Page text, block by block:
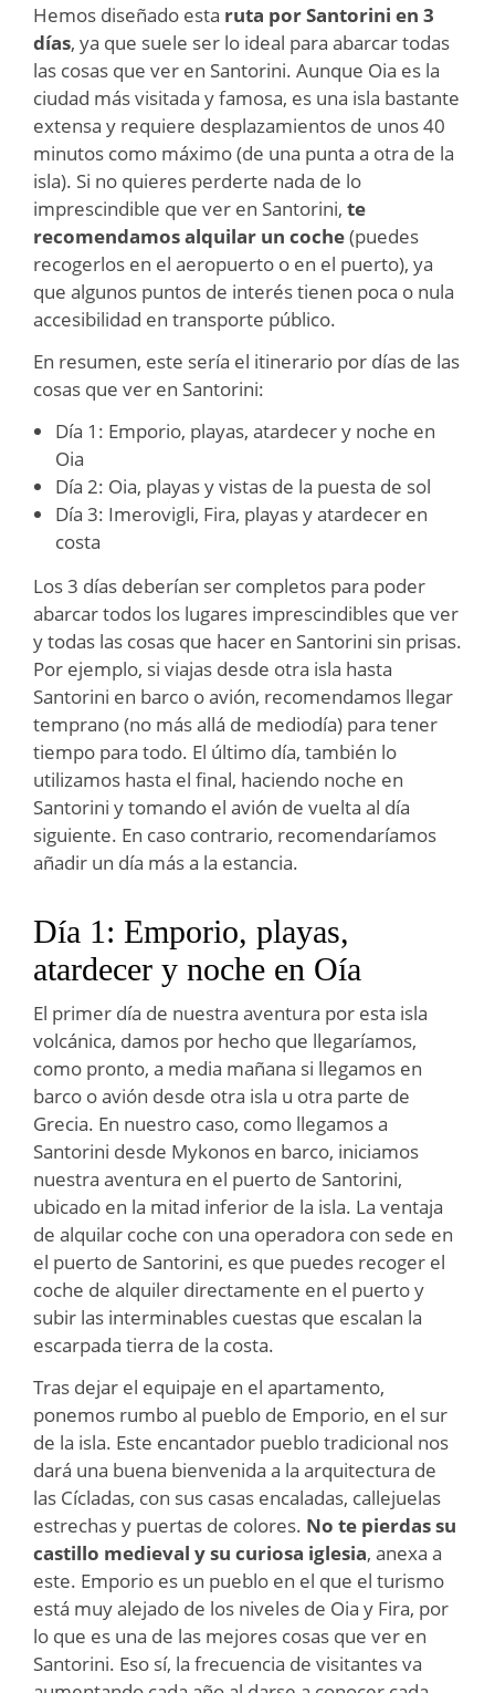
Hemos diseñado esta ruta por Santorini en 3
días, ya que suele ser lo ideal para abarcar todas
las cosas que ver en Santorini. Aunque Oia es la
ciudad más visitada y famosa, es una isla bastante
extensa y requiere desplazamientos de unos 40
minutos como máximo (de una punta a otra de la
isla). Si no quieres perderte nada de lo
imprescindible que ver en Santorini, te
recomendamos alquilar un coche(puedes
recogerlos en el aeropuerto o en el puerto), ya
que algunos puntos de interés tienen poca o nula
accesibilidad en transporte público.
En resumen, este sería el itinerario por días de las
cosas que ver en Santorini:
Día 1: Emporio, playas, atardecer y noche en
Oia
Día 2: Oia, playas y vistas de la puesta de sol
Día 3: Imerovigli, Fira, playas y atardecer en
costa
Los 3 días deberían ser completos para poder
abarcar todos los lugares imprescindibles que ver
y todas las cosas que hacer en Santorini sin prisas.
Por ejemplo, si viajas desde otra isla hasta
Santorini en barco o avión, recomendamos llegar
temprano (no más allá de mediodía) para tener
tiempo para todo. El último día, también lo
utilizamos hasta el final, haciendo noche en
Santorini y tomando el avión de vuelta al día
siguiente. En caso contrario, recomendaríamos
añadir un día más a la estancia.
Día 1: Emporio, playas,
atardecer y noche en Oía
El primer día de nuestra aventura por esta isla
volcánica, damos por hecho que llegaríamos,
como pronto, a media mañana si llegamos en
barco o avión desde otra isla u otra parte de
Grecia. En nuestro caso, como llegamos a
Santorini desde Mykonos en barco, iniciamos
nuestra aventura en el puerto de Santorini,
ubicado en la mitad inferior de la isla. La ventaja
de alquilar coche con una operadora con sede en
el puerto de Santorini, es que puedes recoger el
coche de alquiler directamente en el puerto y
subir las interminables cuestas que escalan la
escarpada tierra de la costa.
Tras dejar el equipaje en el apartamento,
ponemos rumbo al pueblo de Emporio, en el sur
de la isla. Este encantador pueblo tradicional nos
dará una buena bienvenida a la arquitectura de
las Cícladas, con sus casas encaladas, callejuelas
estrechas y puertas de colores. No te pierdas su
castillo medieval y su curiosa iglesia, anexa a
este. Emporio es un pueblo en el que el turismo
está muy alejado de los niveles de Oia y Fira, por
lo que es una de las mejores cosas que ver en
Santorini. Eso sí, la frecuencia de visitantes va